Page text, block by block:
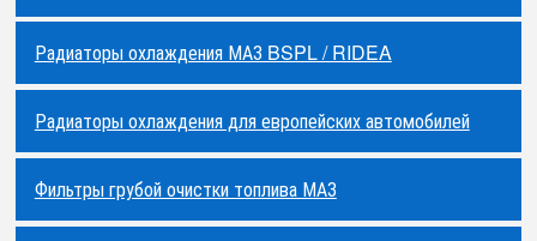
Радиаторы охлаждения МАЗ BSPL / RIDEA
Радиаторы охлаждения для европейских автомобилей
Фильтры грубой очистки топлива МАЗ